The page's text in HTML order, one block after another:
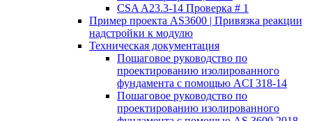
CSA A23.3-14 Проверка # 1
Пример проекта AS3600 | Привязка реакции
надстройки к модулю
Техническая документация
Пошаговое руководство по
проектированию изолированного
фундамента с помощью ACI 318-14
Пошаговое руководство по
проектированию изолированного